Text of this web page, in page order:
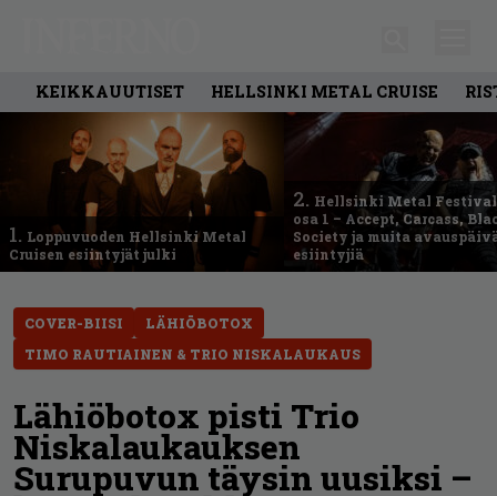
KEIKKAUUTISET HELLSINKI METAL CRUISE
1. Loppuvuoden Hellsinki Metal
Cruisen esiintyjät julki
2. Hellsinki Metal
osa 1 – Accept, Carcass,
Society ja muita
esiintyjiä
COVER-BIISI
LÄHIÖBOTOX
TIMO RAUTIAINEN & TRIO NISKALAUKAUS
Lähiöbotox pisti Trio
Niskalaukauksen
Surupuvun täysin uusiksi –